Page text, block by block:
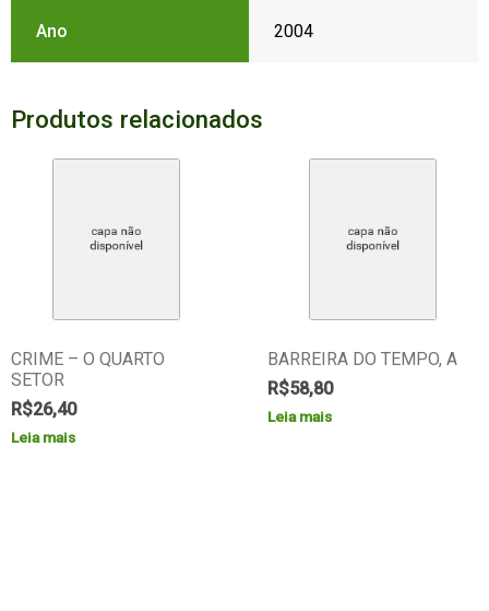
Ano 2004
Produtos relacionados
CRIME – O QUARTO
SETOR
R$26,40
Leia mais
BARREIRA DO TEMPO, A
R$58,80
Leia mais